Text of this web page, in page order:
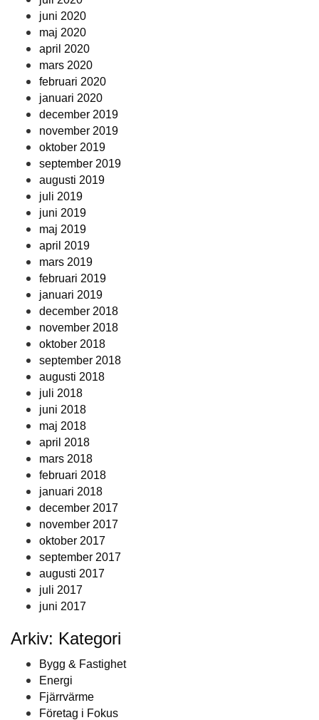
juni 2020
maj 2020
april 2020
mars 2020
februari 2020
januari 2020
december 2019
november 2019
oktober 2019
september 2019
augusti 2019
juli 2019
juni 2019
maj 2019
april 2019
mars 2019
februari 2019
januari 2019
december 2018
november 2018
oktober 2018
september 2018
augusti 2018
juli 2018
juni 2018
maj 2018
april 2018
mars 2018
februari 2018
januari 2018
december 2017
november 2017
oktober 2017
september 2017
augusti 2017
juli 2017
juni 2017
Arkiv: Kategori
Bygg & Fastighet
Energi
Fjärrvärme
Företag i Fokus